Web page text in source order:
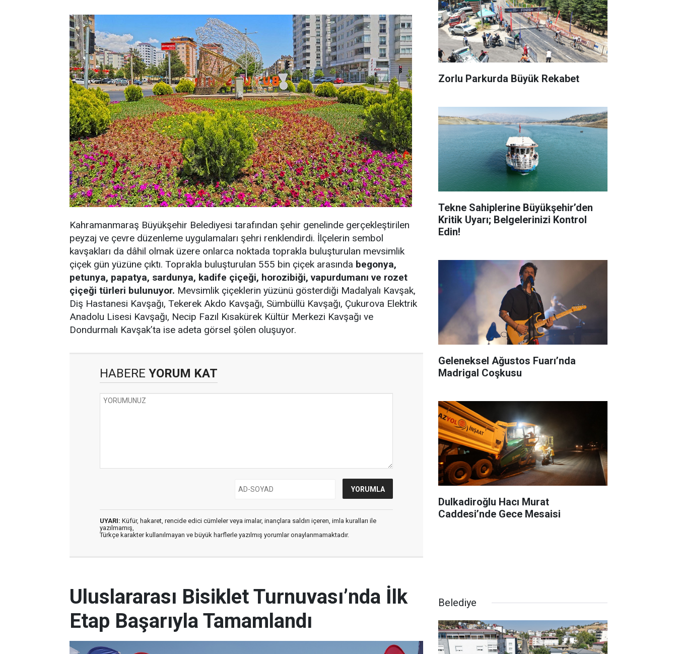
Kahramanmaraş Büyükşehir Belediyesi tarafından şehir genelinde gerçekleştirilen
peyzaj ve çevre düzenleme uygulamaları şehri renklendirdi. İlçelerin sembol
kavşakları da dâhil olmak üzere onlarca noktada toprakla buluşturulan mevsimlik
çiçek gün yüzüne çıktı. Toprakla buluşturulan 555 bin çiçek arasında begonya,
petunya, papatya, sardunya, kadife çiçeği, horozibiği, vapurdumanı ve rozet
çiçeği türleri bulunuyor. Mevsimlik çiçeklerin yüzünü gösterdiği Madalyalı Kavşak,
Diş Hastanesi Kavşağı, Tekerek Akdo Kavşağı, Sümbüllü Kavşağı, Çukurova Elektrik
Anadolu Lisesi Kavşağı, Necip Fazıl Kısakürek Kültür Merkezi Kavşağı ve
Dondurmalı Kavşak’ta ise adeta görsel şölen oluşuyor.
HABERE YORUM KAT
UYARI: Küfür, hakaret, rencide edici cümleler veya imalar, inançlara saldırı içeren, imla kuralları ile
yazılmamış,
Türkçe karakter kullanılmayan ve büyük harflerle yazılmış yorumlar onaylanmamaktadır.
Zorlu Parkurda Büyük Rekabet
Tekne Sahiplerine Büyükşehir’den
Kritik Uyarı; Belgelerinizi Kontrol
Edin!
Geleneksel Ağustos Fuarı’nda
Madrigal Coşkusu
Dulkadiroğlu Hacı Murat
Caddesi’nde Gece Mesaisi
Uluslararası Bisiklet Turnuvası’nda İlk
Etap Başarıyla Tamamlandı
Belediye